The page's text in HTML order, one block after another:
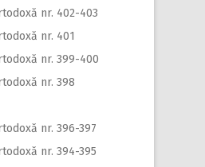
nr. 402-403
nr. 401
nr. 399-400
nr. 398
nr. 396-397
nr. 394-395